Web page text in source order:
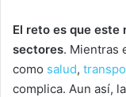
El reto es que este
sectores. Mientras
como salud,
complica. Aun así,